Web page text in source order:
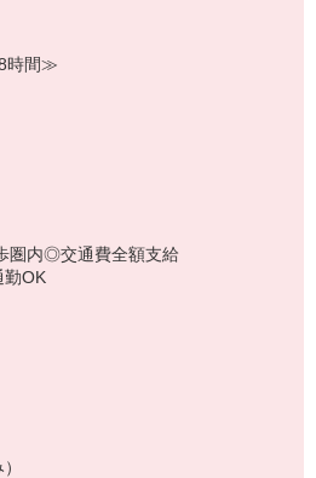
す
も安定
時間≫
圏内◎交通費全額支給
OK